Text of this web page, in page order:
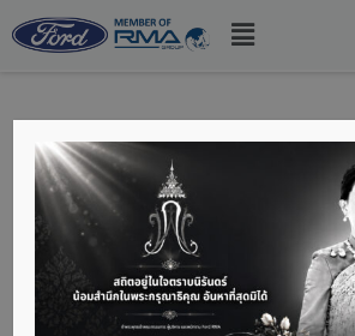
ลิสต์โรงแรมที่สั
เข้าพักได้ เอาใจ
เพื่อนสี่ขา